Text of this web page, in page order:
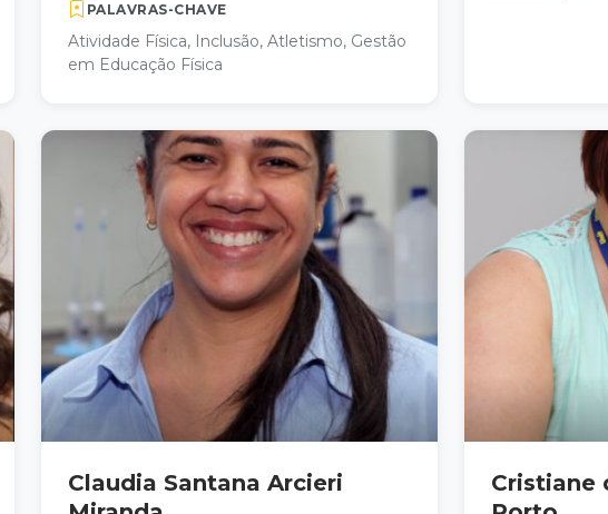
PALAVRAS-CHAVE
Atividade Física, Inclusão, Atletismo, Gestão
em Educação Física
Claudia Santana Arcieri
Cristiane